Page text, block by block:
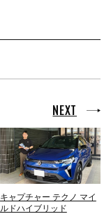
NEXT
キャプチャー テクノ マイ
ルドハイブリッド